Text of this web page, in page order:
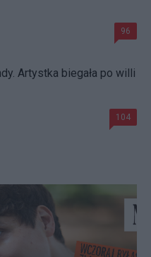
96
Artystka biegała po willi
104